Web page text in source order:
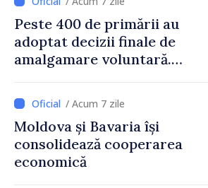
SUA, Nick Pietrowicz
Peste 400 de primării au
adoptat decizii finale de
amalgamare voluntară.
Guvernului, Alexei Buzu:
„85,5% dintre primării au
inițiat procesul. Le
mulțumim aleșilor locali
pentru că au pus pe primul
/ Acum 7 zile
Moldova și Bavaria își
consolidează cooperarea
economică